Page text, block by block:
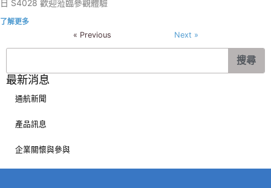
日 S4028 歡迎蒞臨參觀體驗
了解更多
« Previous
Next »
搜尋
最新消息
通航新聞
產品訊息
企業關懷與參與